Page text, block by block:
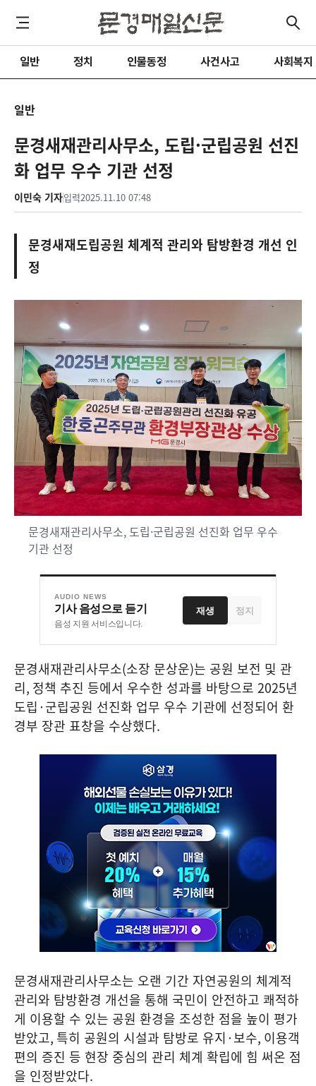
일반 정치 인물동정 사건사고 사회복지
일반
문경새재관리사무소, 도립·군립공원 선진
화 업무 우수 기관 선정
이민숙 기자입력2025.11.10 07:48
문경새재도립공원 체계적 관리와 탐방환경 개선 인
정
문경새재관리사무소, 도립·군립공원 선진화 업무 우수
기관 선정
AUDIO NEWS
기사 음성으로 듣기
음성 지원 서비스입니다.
재생 정지
문경새재관리사무소(소장 문상운)는 공원 보전 및 관
리, 정책 추진 등에서 우수한 성과를 바탕으로 2025년
도립·군립공원 선진화 업무 우수 기관에 선정되어 환
경부 장관 표창을 수상했다.
문경새재관리사무소는 오랜 기간 자연공원의 체계적
관리와 탐방환경 개선을 통해 국민이 안전하고 쾌적하
게 이용할 수 있는 공원 환경을 조성한 점을 높이 평가
받았고, 특히 공원의 시설과 탐방로 유지·보수, 이용객
편의 증진 등 현장 중심의 관리 체계 확립에 힘 써온 점
을 인정받았다.